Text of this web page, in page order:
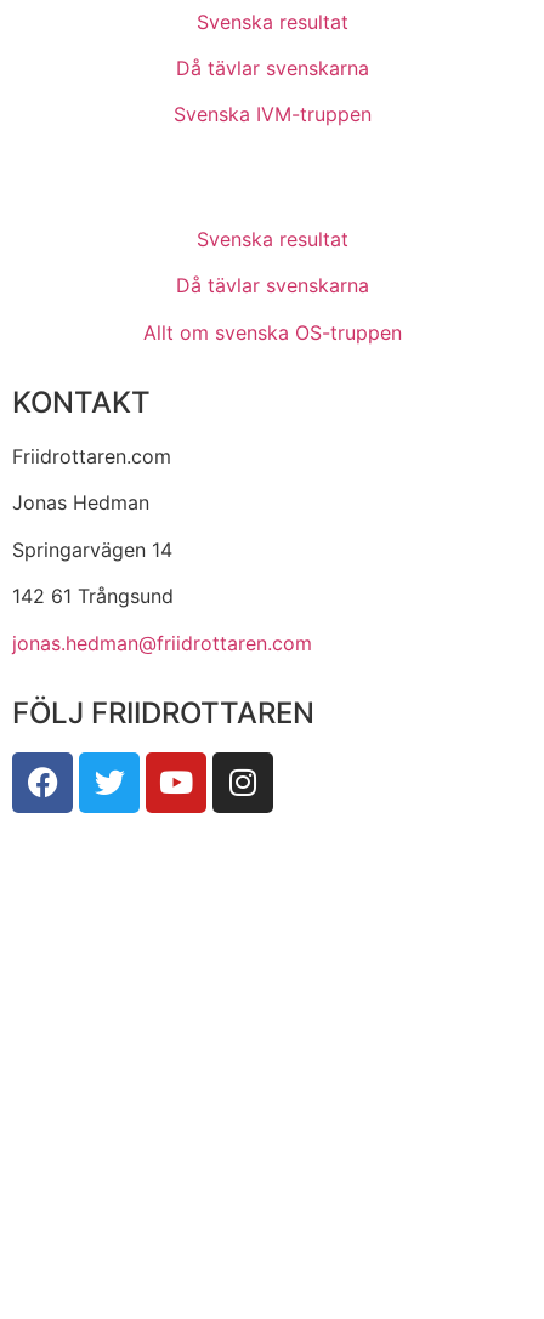
Svenska resultat
Då tävlar svenskarna
Svenska IVM-truppen
Svenska resultat
Då tävlar svenskarna
Allt om svenska OS-truppen
KONTAKT
Friidrottaren.com
Jonas Hedman
Springarvägen 14
142 61 Trångsund
jonas.hedman@friidrottaren.com
FÖLJ FRIIDROTTAREN